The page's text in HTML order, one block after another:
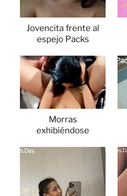
Jovencita frente al
espejo Packs
Morras
exhibiéndose